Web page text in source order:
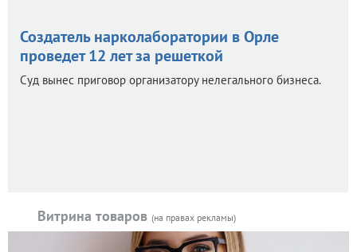
Создатель нарколаборатории в Орле
проведет 12 лет за решеткой
Суд вынес приговор организатору нелегального бизнеса.
Витрина товаров (на правах рекламы)